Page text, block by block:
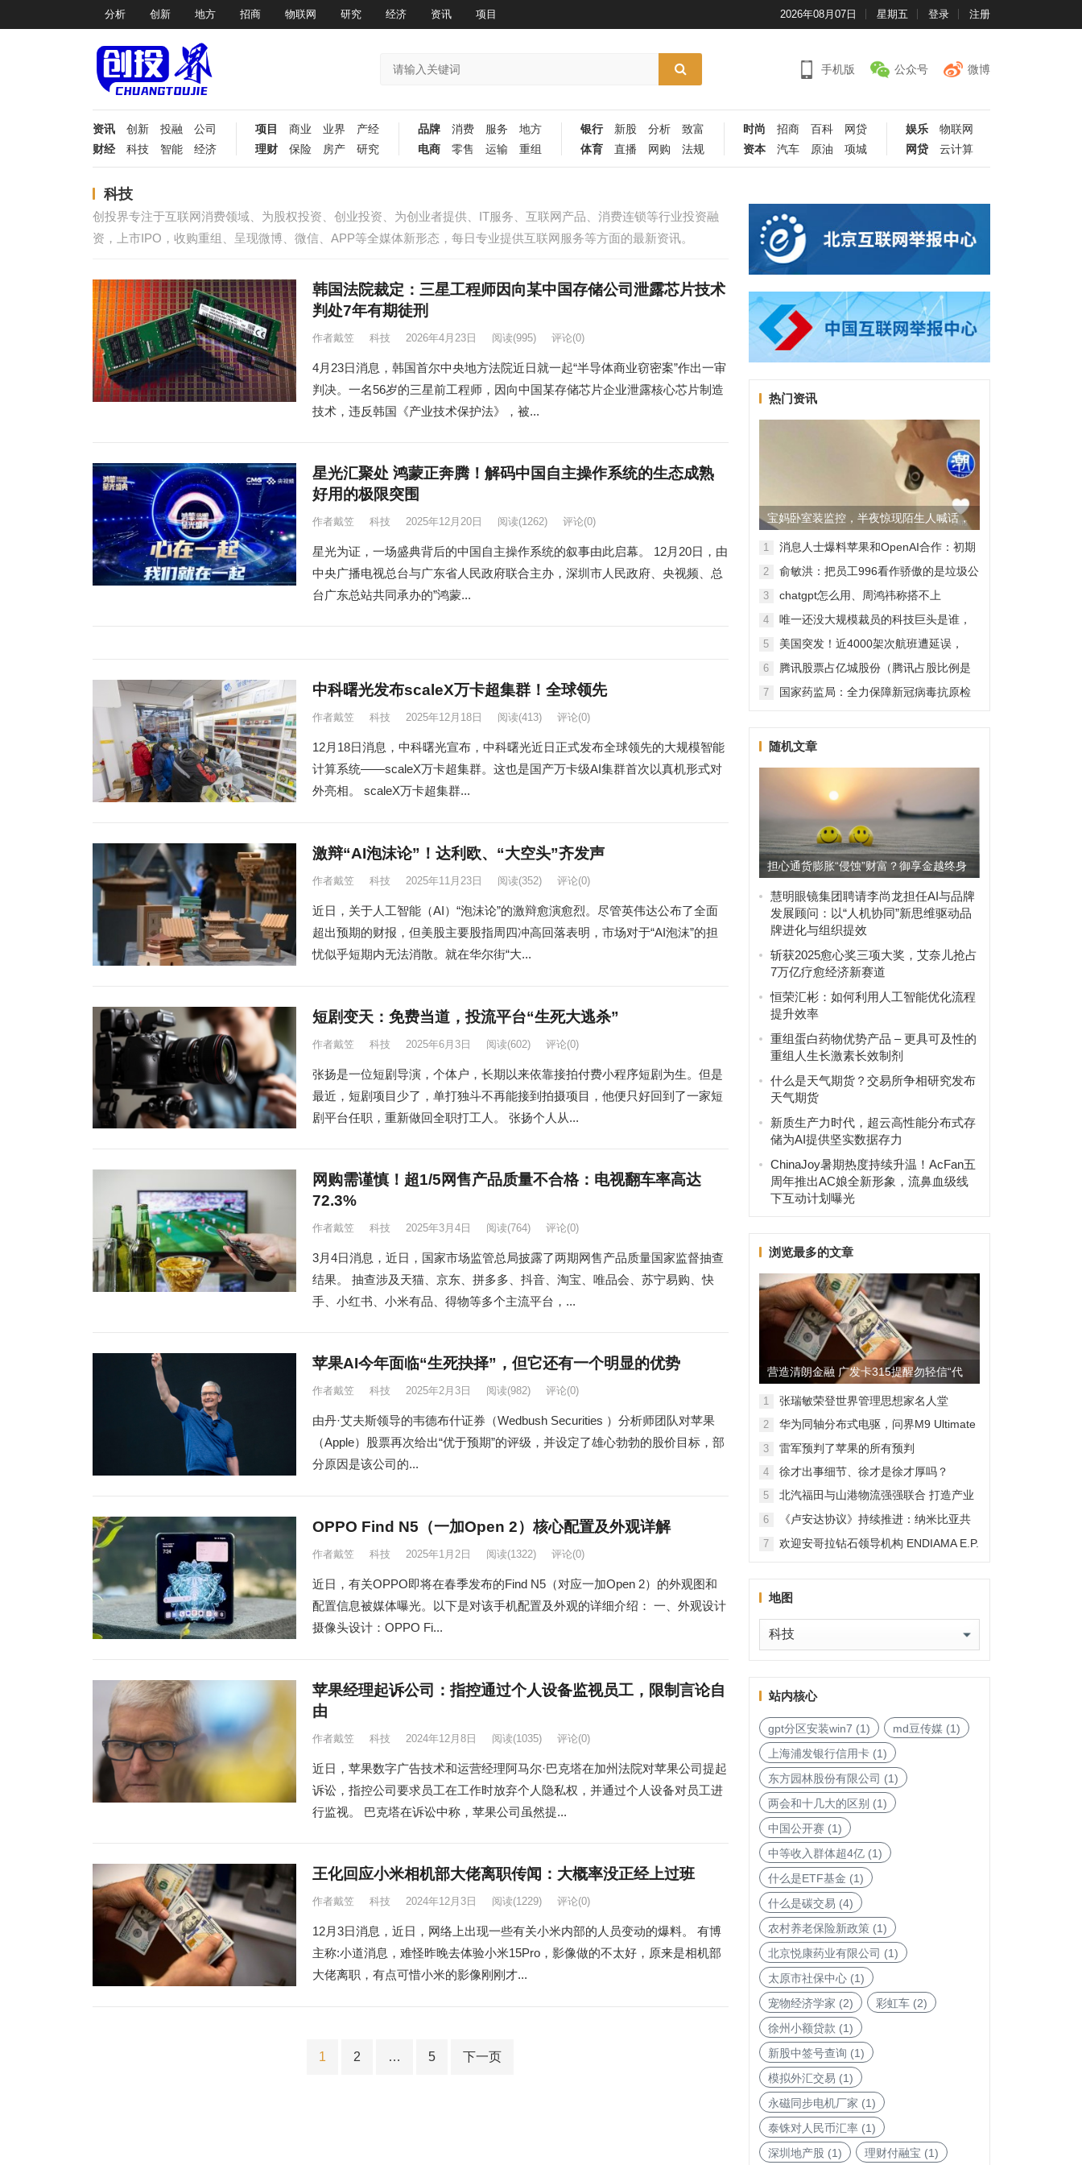
分析 创新 地方 招商 物联网 研究 经济 资讯 项目 2026年08月07日 星期五 登录 注册
手机版 公众号 微博
资讯 创新 投融
公司
财经
科技 智能 经济
项目 商业 业界
产经
理财
保险 房产 研究
品牌 消费 服务
地方
电商
零售 运输 重组
银行 新股 分析
致富
体育
直播 网购 法规
时尚 招商 百科
网贷
资本
汽车 原油 项城
娱乐
物联网
网贷
云计算
科技
创投界专注于互联网消费领域、为股权投资、创业投资、为创业者提供、IT服务、互联网产品、消费连锁等行业投资融
资，上市IPO，收购重组、呈现微博、微信、APP等全媒体新形态，每日专业提供互联网服务等方面的最新资讯。
韩国法院裁定：三星工程师因向某中国存储公司泄露芯片技术
判处7年有期徒刑
作者戴笠 科技 2026年4月23日 阅读(995) 评论(0)
4月23日消息，韩国首尔中央地方法院近日就一起“半导体商业窃密案”作出一审
判决。一名56岁的三星前工程师，因向中国某存储芯片企业泄露核心芯片制造
技术，违反韩国《产业技术保护法》，被...
星光汇聚处 鸿蒙正奔腾！解码中国自主操作系统的生态成熟
好用的极限突围
作者戴笠 科技 2025年12月20日 阅读(1262) 评论(0)
星光为证，一场盛典背后的中国自主操作系统的叙事由此启幕。 12月20日，由
中央广播电视总台与广东省人民政府联合主办，深圳市人民政府、央视频、总
台广东总站共同承办的”鸿蒙...
中科曙光发布scaleX万卡超集群！全球领先
作者戴笠 科技 2025年12月18日 阅读(413) 评论(0)
12月18日消息，中科曙光宣布，中科曙光近日正式发布全球领先的大规模智能
计算系统——scaleX万卡超集群。这也是国产万卡级AI集群首次以真机形式对
外亮相。 scaleX万卡超集群...
激辩“AI泡沫论”！达利欧、“大空头”齐发声
作者戴笠 科技 2025年11月23日 阅读(352) 评论(0)
近日，关于人工智能（AI）“泡沫论”的激辩愈演愈烈。尽管英伟达公布了全面
超出预期的财报，但美股主要股指周四冲高回落表明，市场对于“AI泡沫”的担
忧似乎短期内无法消散。就在华尔街“大...
短剧变天：免费当道，投流平台“生死大逃杀”
作者戴笠 科技 2025年6月3日 阅读(602) 评论(0)
张扬是一位短剧导演，个体户，长期以来依靠接拍付费小程序短剧为生。但是
最近，短剧项目少了，单打独斗不再能接到拍摄项目，他便只好回到了一家短
剧平台任职，重新做回全职打工人。 张扬个人从...
网购需谨慎！超1/5网售产品质量不合格：电视翻车率高达
72.3%
作者戴笠 科技 2025年3月4日 阅读(764) 评论(0)
3月4日消息，近日，国家市场监管总局披露了两期网售产品质量国家监督抽查
结果。 抽查涉及天猫、京东、拼多多、抖音、淘宝、唯品会、苏宁易购、快
手、小红书、小米有品、得物等多个主流平台，...
苹果AI今年面临“生死抉择”，但它还有一个明显的优势
作者戴笠 科技 2025年2月3日 阅读(982) 评论(0)
由丹·艾夫斯领导的韦德布什证券（Wedbush Securities ）分析师团队对苹果
（Apple）股票再次给出“优于预期”的评级，并设定了雄心勃勃的股价目标，部
分原因是该公司的...
OPPO Find N5（一加Open 2）核心配置及外观详解
作者戴笠 科技 2025年1月2日 阅读(1322) 评论(0)
近日，有关OPPO即将在春季发布的Find N5（对应一加Open 2）的外观图和
配置信息被媒体曝光。以下是对该手机配置及外观的详细介绍： 一、外观设计
摄像头设计：OPPO Fi...
苹果经理起诉公司：指控通过个人设备监视员工，限制言论自
由
作者戴笠 科技 2024年12月8日 阅读(1035) 评论(0)
近日，苹果数字广告技术和运营经理阿马尔·巴克塔在加州法院对苹果公司提起
诉讼，指控公司要求员工在工作时放弃个人隐私权，并通过个人设备对员工进
行监视。 巴克塔在诉讼中称，苹果公司虽然提...
王化回应小米相机部大佬离职传闻：大概率没正经上过班
作者戴笠 科技 2024年12月3日 阅读(1229) 评论(0)
12月3日消息，近日，网络上出现一些有关小米内部的人员变动的爆料。 有博
主称:小道消息，难怪昨晚去体验小米15Pro，影像做的不太好，原来是相机部
大佬离职，有点可惜小米的影像刚刚才...
1 2 … 5 下一页
热门资讯
宝妈卧室装监控，半夜惊现陌生人喊话，
警方已介入调查
1
消息人士爆料苹果和OpenAI合作：初期
无现金交易、未来探索分成佣金
2
俞敏洪：把员工996看作骄傲的是垃圾公
司，建议24节气都放假
3
chatgpt怎么用、周鸿祎称搭不上
ChatGPT企业会被淘汰
4
唯一还没大规模裁员的科技巨头是谁，
苹果还能扛多久？
5
美国突发！近4000架次航班遭延误，
2000架次航班被取消
6
腾讯股票占亿城股份（腾讯占股比例是
怎样的？）
7
国家药监局：全力保障新冠病毒抗原检
随机文章
担心通货膨胀“侵蚀”财富？御享金越终身
慧明眼镜集团聘请李尚龙担任AI与品牌
发展顾问：以“人机协同”新思维驱动品
牌进化与组织提效
斩获2025愈心奖三项大奖，艾奈儿抢占
7万亿疗愈经济新赛道
恒荣汇彬：如何利用人工智能优化流程
提升效率
重组蛋白药物优势产品 – 更具可及性的
重组人生长激素长效制剂
什么是天气期货？交易所争相研究发布
天气期货
新质生产力时代，超云高性能分布式存
储为AI提供坚实数据存力
ChinaJoy暑期热度持续升温！AcFan五
周年推出AC娘全新形象，流鼻血级线
下互动计划曝光
浏览最多的文章
营造清朗金融 广发卡315提醒勿轻信“代
理维权”
1 张瑞敏荣登世界管理思想家名人堂
2
华为同轴分布式电驱，问界M9 Ultimate
背后的“车轮思想者”
3 雷军预判了苹果的所有预判
4 徐才出事细节、徐才是徐才厚吗？
5
北汽福田与山港物流强强联合 打造产业
融合新范本
6
《卢安达协议》持续推进：纳米比亚共
和国加入，印度宝石与珠宝出口促进委
员会与迪拜多种商品交易中心启动加入
7
欢迎安哥拉钻石领导机构 ENDIAMA E.P.
地图
地
图
站内核心
gpt分区安装win7 (1) md豆传媒(1)
上海浦发银行信用卡(1)
东方园林股份有限公司 (1)
两会和十几大的区别 (1)
中国公开赛(1)
中等收入群体超4亿(1)
什么是ETF基金 (1)
什么是碳交易 (4)
农村养老保险新政策(1)
北京悦康药业有限公司 (1)
太原市社保中心(1)
宠物经济学家 (2) 彩虹车(2)
徐州小额贷款 (1)
新股中签号查询 (1)
模拟外汇交易 (1)
永磁同步电机厂家 (1)
泰铢对人民币汇率(1)
深圳地产股 (1) 理财付融宝 (1)